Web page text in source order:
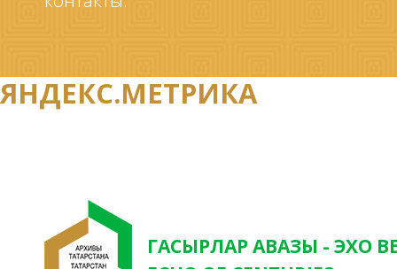
ЯНДЕКС.МЕТРИКА
ГАСЫРЛАР АВАЗЫ - ЭХО